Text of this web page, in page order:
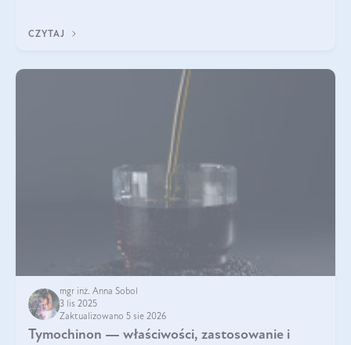
CZYTAJ
mgr inż. Anna Sobol
3 lis 2025
Zaktualizowano 5 sie 2026
Tymochinon — właściwości, zastosowanie i